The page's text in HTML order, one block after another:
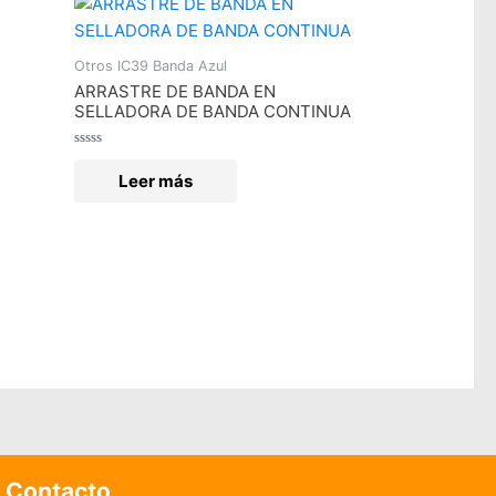
Otros IC39 Banda Azul
ARRASTRE DE BANDA EN
SELLADORA DE BANDA CONTINUA
Leer más